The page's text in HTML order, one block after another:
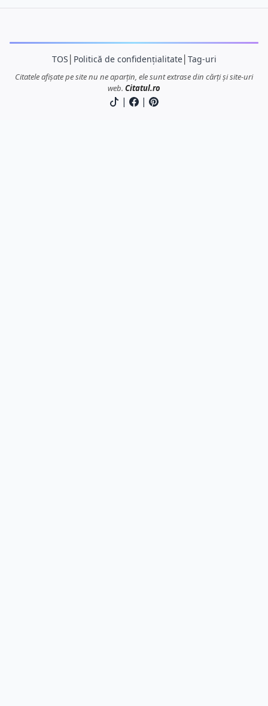
TOS Politică de confidențialitate│ Tag-uri
Citatele afișate pe site nu ne aparțin, ele sunt extrase din cărți și site-uri
web. Citatul.ro
| |